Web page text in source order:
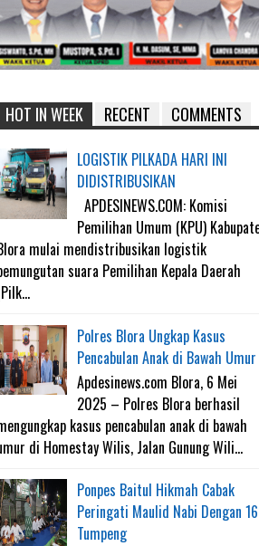
HOT IN WEEK RECENT COMMENTS
LOGISTIK PILKADA HARI INI
DIDISTRIBUSIKAN
APDESINEWS.COM: Komisi
Pemilihan Umum (KPU)
mulai mendistribusikan logistik
suara Pemilihan Kepala Daerah
Polres Blora Ungkap Kasus
Pencabulan Anak di Bawah Umur
Apdesinews.com Blora, 6 Mei
2025 – Polres Blora berhasil
kasus pencabulan anak di bawah
di Homestay Wilis, Jalan Gunung Wili...
Ponpes Baitul Hikmah Cabak
Peringati Maulid Nabi Dengan
Tumpeng